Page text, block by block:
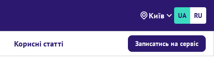
Київ UA RU
Корисні статті Записатись на сервіс